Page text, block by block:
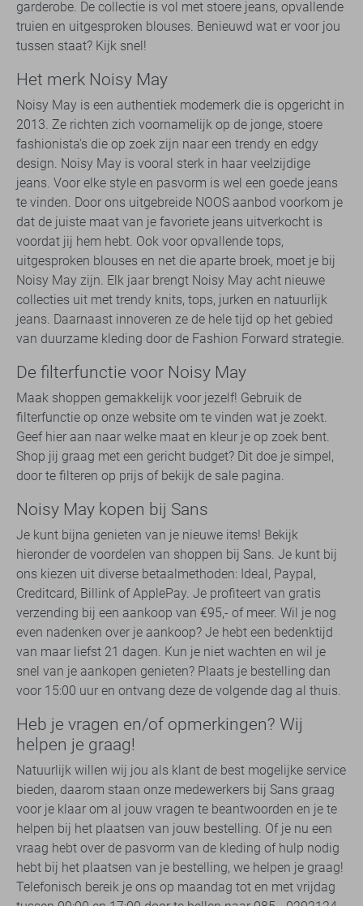
garderobe. De collectie is vol met stoere jeans, opvallende
truien en uitgesproken blouses. Benieuwd wat er voor jou
tussen staat? Kijk snel!
Het merk Noisy May
Noisy May is een authentiek modemerk die is opgericht in
2013. Ze richten zich voornamelijk op de jonge, stoere
fashionista's die op zoek zijn naar een trendy en edgy
design. Noisy May is vooral sterk in haar veelzijdige
jeans. Voor elke style en pasvorm is wel een goede jeans
te vinden. Door ons uitgebreide NOOS aanbod voorkom je
dat de juiste maat van je favoriete jeans uitverkocht is
voordat jij hem hebt. Ook voor opvallende tops,
uitgesproken blouses en net die aparte broek, moet je bij
Noisy May zijn. Elk jaar brengt Noisy May acht nieuwe
collecties uit met trendy knits, tops, jurken en natuurlijk
jeans. Daarnaast innoveren ze de hele tijd op het gebied
van duurzame kleding door de Fashion Forward strategie.
De filterfunctie voor Noisy May
Maak shoppen gemakkelijk voor jezelf! Gebruik de
filterfunctie op onze website om te vinden wat je zoekt.
Geef hier aan naar welke maat en kleur je op zoek bent.
Shop jij graag met een gericht budget? Dit doe je simpel,
door te filteren op prijs of bekijk de sale pagina.
Noisy May kopen bij Sans
Je kunt bijna genieten van je nieuwe items! Bekijk
hieronder de voordelen van shoppen bij Sans. Je kunt bij
ons kiezen uit diverse betaalmethoden: Ideal, Paypal,
Creditcard, Billink of ApplePay. Je profiteert van gratis
verzending bij een aankoop van €95,- of meer. Wil je nog
even nadenken over je aankoop? Je hebt een bedenktijd
van maar liefst 21 dagen. Kun je niet wachten en wil je
snel van je aankopen genieten? Plaats je bestelling dan
voor 15:00 uur en ontvang deze de volgende dag al thuis.
Heb je vragen en/of opmerkingen? Wij
helpen je graag!
Natuurlijk willen wij jou als klant de best mogelijke service
bieden, daarom staan onze medewerkers bij Sans graag
voor je klaar om al jouw vragen te beantwoorden en je te
helpen bij het plaatsen van jouw bestelling. Of je nu een
vraag hebt over de pasvorm van de kleding of hulp nodig
hebt bij het plaatsen van je bestelling, we helpen je graag!
Telefonisch bereik je ons op maandag tot en met vrijdag